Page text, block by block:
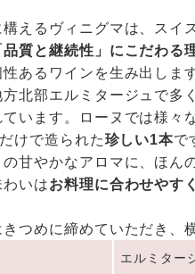
えるヴィニグマは、スイ
品質と継続性」にこだわる
あるワインを生み出しま
北部エルミタージュで多
ています。ローヌでは様々
けで造られた珍しい1本で
甘やかなアロマに、ほん
いはお料理に合わせやすく
つめに締めていただき、
エルミター